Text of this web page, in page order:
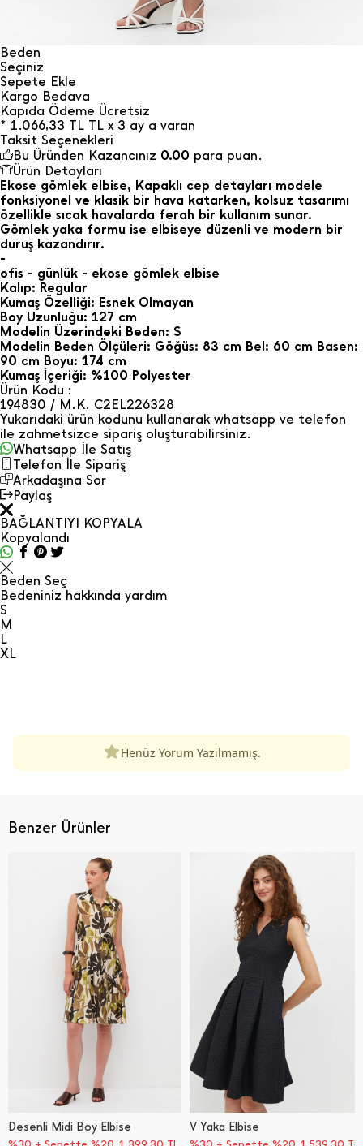
Beden
Seçiniz
Sepete Ekle
Kargo Bedava
Kapıda Ödeme Ücretsiz
* 1.066,33 TL TL x 3 ay a varan
Taksit Seçenekleri
Bu Üründen Kazancınız 0.00 para puan.
Ürün Detayları
Ekose gömlek elbise, Kapaklı cep detayları modele
fonksiyonel ve klasik bir hava katarken, kolsuz tasarımı
özellikle sıcak havalarda ferah bir kullanım sunar.
Gömlek yaka formu ise elbiseye düzenli ve modern bir
duruş kazandırır.
-
ofis - günlük - ekose gömlek elbise
Kalıp: Regular
Kumaş Özelliği: Esnek Olmayan
Boy Uzunluğu: 127 cm
Modelin Üzerindeki Beden: S
Modelin Beden Ölçüleri: Göğüs: 83 cm Bel: 60 cm Basen:
90 cm Boyu: 174 cm
Kumaş İçeriği: %100 Polyester
Ürün Kodu :
194830 / M.K. C2EL226328
Yukarıdaki ürün kodunu kullanarak whatsapp ve telefon
ile zahmetsizce sipariş oluşturabilirsiniz.
Whatsapp İle Satış
Telefon İle Sipariş
Arkadaşına Sor
Paylaş
BAĞLANTIYI KOPYALA
Kopyalandı
Beden Seç
Bedeniniz hakkında yardım
S
M
L
XL
Henüz Yorum Yazılmamış.
Benzer Ürünler
Desenli Midi Boy Elbise V Yaka Elbise